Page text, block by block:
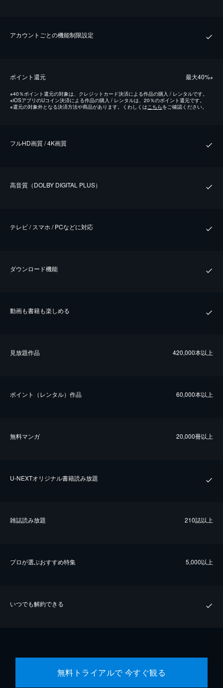
アカウントごとの機能制限設定
ポイント還元 最⼤40%※
※40％ポイント還元の対象は、クレジットカード決済による作品の購入 / レンタルです。
※iOSアプリのUコイン決済による作品の購入 / レンタルは、20％のポイント還元です。
※還元の対象外となる決済方法や商品があります。くわしくはこちらをご確認ください。
フルHD画質 / 4K画質
⾼⾳質（DOLBY DIGITAL PLUS）
テレビ / スマホ / PCなどに対応
ダウンロード機能
動画も書籍も楽しめる
⾒放題作品 420,000本以上
ポイント（レンタル）作品 60,000本以上
無料マンガ 20,000冊以上
U-NEXTオリジナル書籍読み放題
雑誌読み放題 210誌以上
プロが選ぶおすすめ特集 5,000以上
いつでも解約できる
無料トライアルで 今すぐ観る